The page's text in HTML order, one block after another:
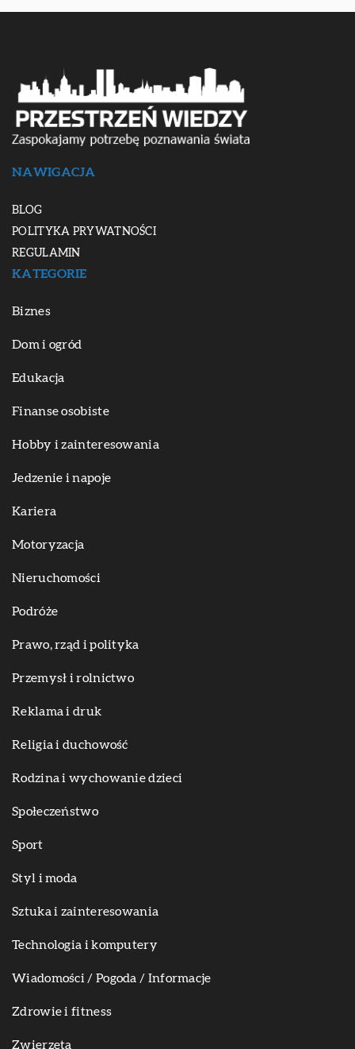
NAWIGACJA
BLOG
POLITYKA PRYWATNOŚCI
REGULAMIN
KATEGORIE
Biznes
Dom i ogród
Edukacja
Finanse osobiste
Hobby i zainteresowania
Jedzenie i napoje
Kariera
Motoryzacja
Nieruchomości
Podróże
Prawo, rząd i polityka
Przemysł i rolnictwo
Reklama i druk
Religia i duchowość
Rodzina i wychowanie dzieci
Społeczeństwo
Sport
Styl i moda
Sztuka i zainteresowania
Technologia i komputery
Wiadomości / Pogoda / Informacje
Zdrowie i fitness
Zwierzęta